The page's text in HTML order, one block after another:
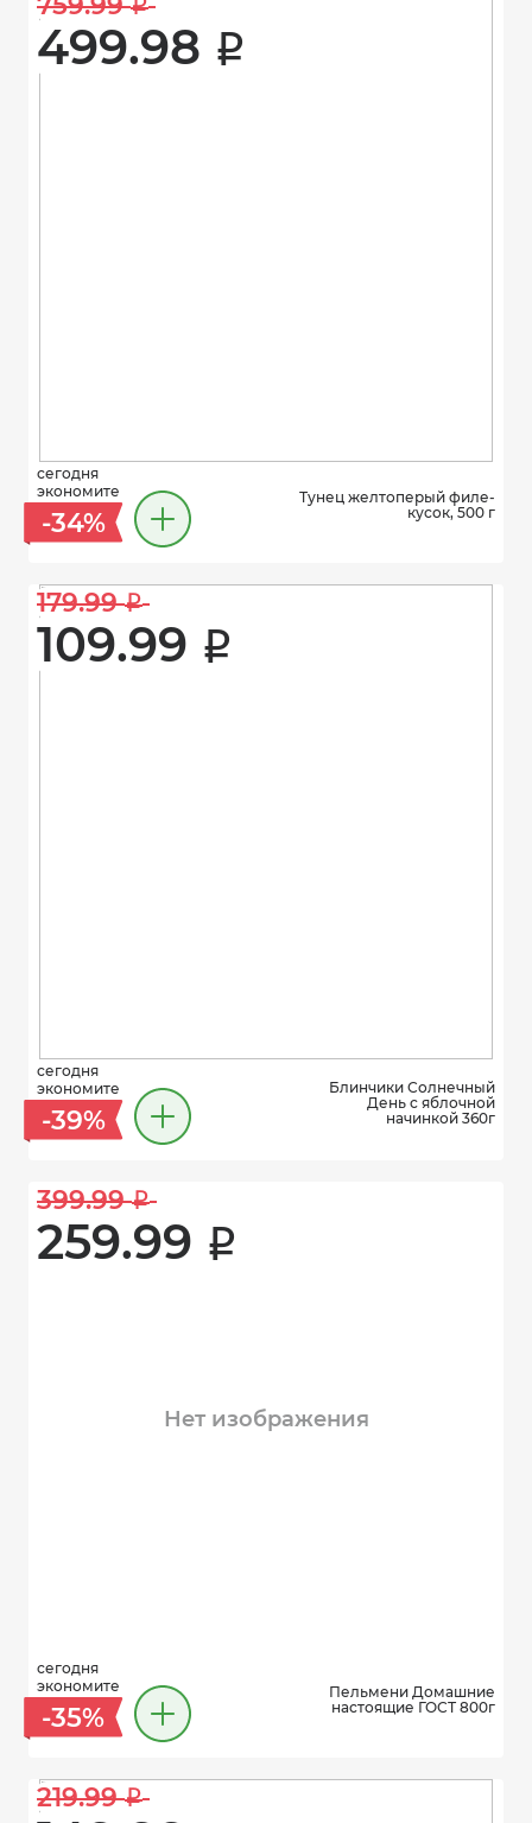
i
499.98 i
сегодня
экономите
-34%
Тунец желтоперый филе-
кусок, 500 г
179.99 i
109.99 i
сегодня
экономите
-39%
Блинчики Солнечный
День с яблочной
начинкой 360г
399.99 i
259.99 i
Нет изображения
сегодня
экономите
-35%
Пельмени Домашние
настоящие ГОСТ 800г
219.99 i